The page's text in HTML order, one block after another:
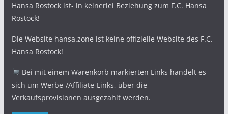
Hansa Rostock ist- in keinerlei Beziehung zum F.C. Hansa
Rostock!
Die Website hansa.zone ist keine offizielle Website des F.C.
Hansa Rostock!
Bei mit einem Warenkorb markierten Links handelt es
sich um Werbe-/Affiliate-Links, über die
Verkaufsprovisionen ausgezahlt werden.